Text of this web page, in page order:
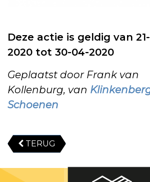
Deze actie is geldig van
2020 tot 30-04-2020
Geplaatst door Frank van
Kollenburg, van
Schoenen
TERUG